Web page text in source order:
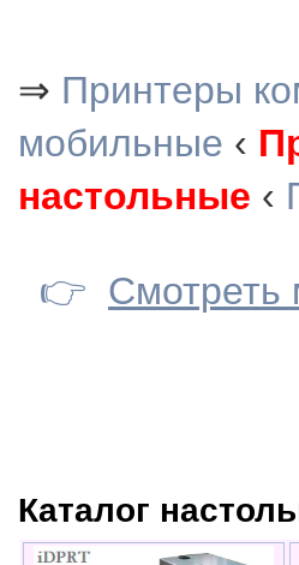
⇒ Принтеры
мобильные ‹
настольные ‹
👉 Смотреть
Каталог